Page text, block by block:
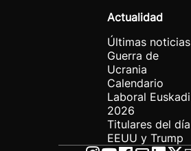
Actualidad
Últimas noticias
Guerra de
Ucrania
Calendario
Laboral Euskadi
2026
Titulares del día
EEUU y Trump